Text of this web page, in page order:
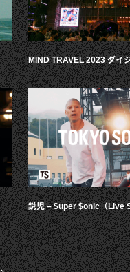
MIND TRAVEL 2023 ダイ
鋭児 – $uper $onic（Live